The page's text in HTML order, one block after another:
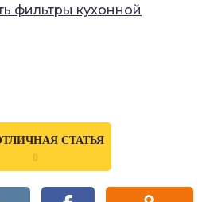
фильтры кухонной
СТАТЬЯ
0